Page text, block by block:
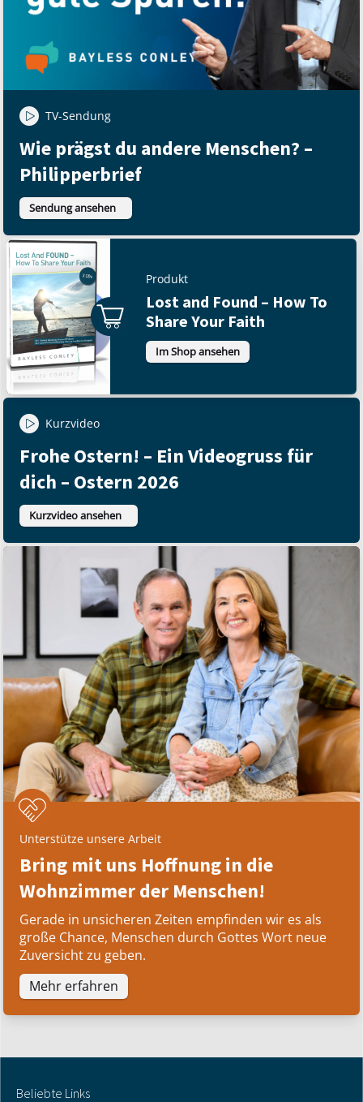
TV-Sendung
Wie prägst du andere Menschen? –
Philipperbrief
Sendung ansehen
Produkt
Lost and Found – How To
Share Your Faith
Im Shop ansehen
Kurzvideo
Frohe Ostern! – Ein Videogruss für
dich – Ostern 2026
Kurzvideo ansehen
Unterstütze unsere Arbeit
Bring mit uns Hoffnung in die
Wohnzimmer der Menschen!
Gerade in unsicheren Zeiten empfinden wir es als
große Chance, Menschen durch Gottes Wort neue
Zuversicht zu geben.
Mehr erfahren
Beliebte Links